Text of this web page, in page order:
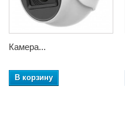
Камера...
В корзину